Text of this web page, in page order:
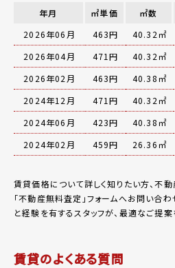
年月 ㎡単価 ㎡数
2026年06月
463円 40.32㎡
2026年04月
471円 40.32㎡
2026年02月
463円 40.38㎡
2024年12月
471円 40.32㎡
2024年06月
423円 40.38㎡
2024年02月
459円 26.36㎡
賃貸価格について詳しく知りたい方、不
「不動産無料査定 」フォームへお問い合わ
と経験を有するスタッフが、最適なご提案
賃貸のよくある質問